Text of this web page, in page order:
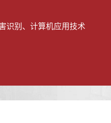
识别、计算机应用技术